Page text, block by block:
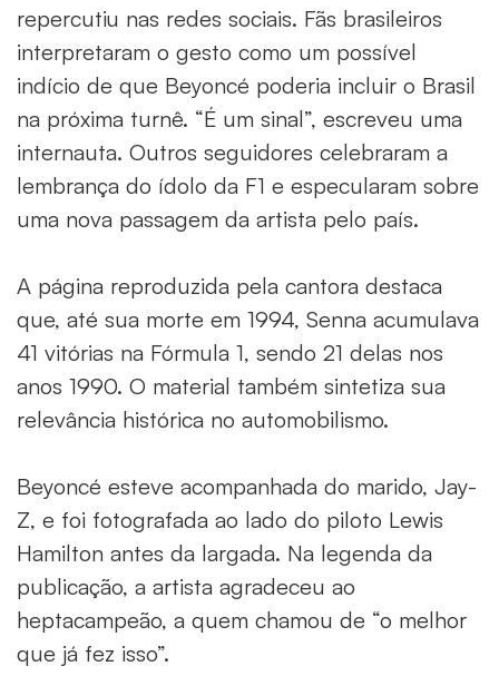
repercutiu nas redes sociais. Fãs brasileiros
interpretaram o gesto como um possível
indício de que Beyoncé poderia incluir o Brasil
na próxima turnê. “É um sinal”, escreveu uma
internauta. Outros seguidores celebraram a
lembrança do ídolo da F1 e especularam sobre
uma nova passagem da artista pelo país.
A página reproduzida pela cantora destaca
que, até sua morte em 1994, Senna acumulava
41 vitórias na Fórmula 1, sendo 21 delas nos
anos 1990. O material também sintetiza sua
relevância histórica no automobilismo.
Beyoncé esteve acompanhada do marido, Jay-
Z, e foi fotografada ao lado do piloto Lewis
Hamilton antes da largada. Na legenda da
publicação, a artista agradeceu ao
heptacampeão, a quem chamou de “o melhor
que já fez isso”.